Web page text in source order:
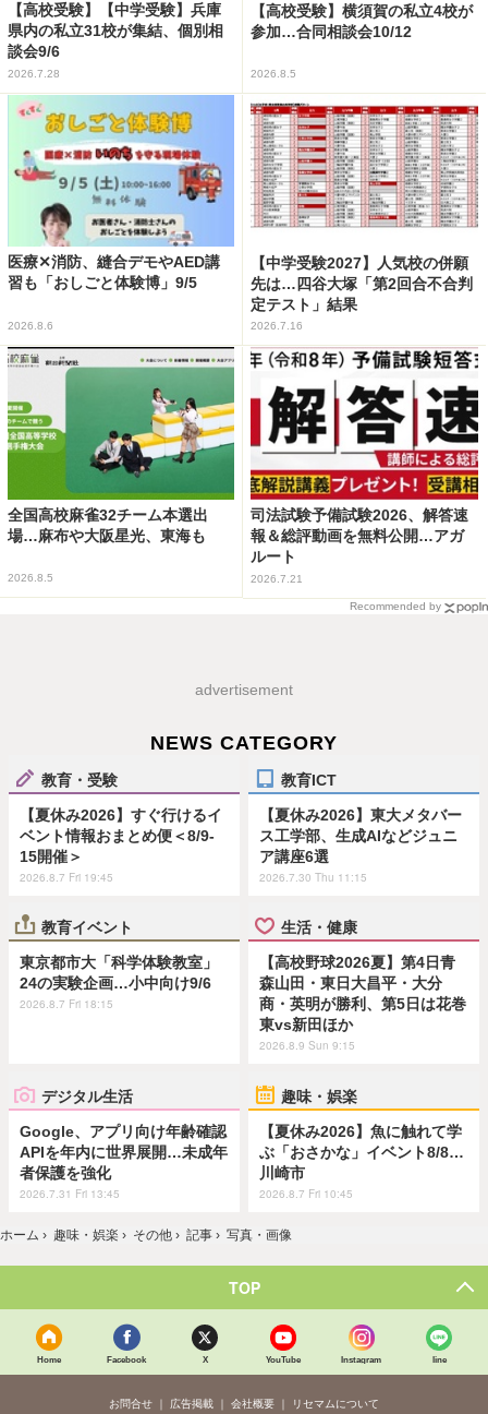
【高校受験】【中学受験】兵庫
県内の私立31校が集結、個別相
談会9/6
2026.7.28
【高校受験】横須賀の私立4校が
参加…合同相談会10/12
2026.8.5
医療✕消防、縫合デモやAED講
習も「おしごと体験博」9/5
2026.8.6
【中学受験2027】人気校の併願
先は…四谷大塚「第2回合不合判
定テスト」結果
2026.7.16
全国高校麻雀32チーム本選出
場…麻布や大阪星光、東海も
2026.8.5
司法試験予備試験2026、解答速
報＆総評動画を無料公開…アガ
ルート
2026.7.21
Recommended by
advertisement
NEWS CATEGORY
教育・受験
【夏休み2026】すぐ行けるイ
ベント情報おまとめ便＜8/9-
15開催＞
2026.8.7 Fri 19:45
教育ICT
【夏休み2026】東大メタバー
ス工学部、生成AIなどジュニ
ア講座6選
2026.7.30 Thu 11:15
教育イベント
東京都市大「科学体験教室」
24の実験企画…小中向け9/6
2026.8.7 Fri 18:15
生活・健康
【高校野球2026夏】第4日青
森山田・東日大昌平・大分
商・英明が勝利、第5日は花巻
東vs新田ほか
2026.8.9 Sun 9:15
デジタル生活
Google、アプリ向け年齢確認
APIを年内に世界展開…未成年
者保護を強化
2026.7.31 Fri 13:45
趣味・娯楽
【夏休み2026】魚に触れて学
ぶ「おさかな」イベント8/8…
川崎市
2026.8.7 Fri 10:45
ホーム › 趣味・娯楽 › その他 › 記事 › 写真・画像
TOP
Home Facebook X YouTube Instagram line
お問合せ 広告掲載 会社概要 リセマムについて